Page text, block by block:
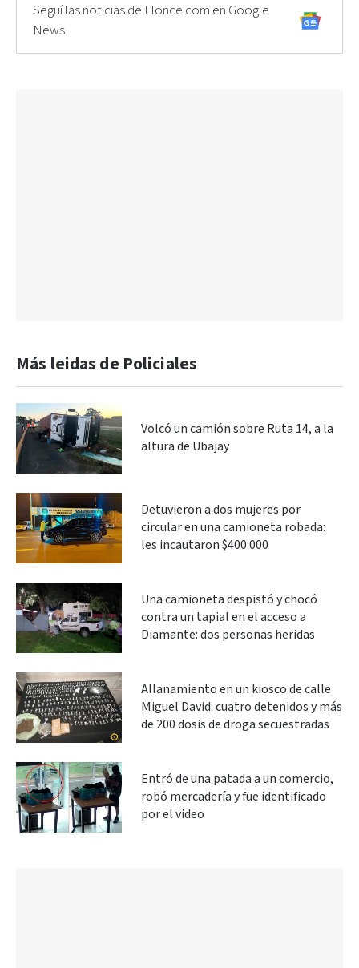
Seguí las noticias de Elonce.com en Google
News
Más leidas de Policiales
Volcó un camión sobre Ruta 14, a la
altura de Ubajay
Detuvieron a dos mujeres por
circular en una camioneta robada:
les incautaron $400.000
Una camioneta despistó y chocó
contra un tapial en el acceso a
Diamante: dos personas heridas
Allanamiento en un kiosco de calle
Miguel David: cuatro detenidos y más
de 200 dosis de droga secuestradas
Entró de una patada a un comercio,
robó mercadería y fue identificado
por el video